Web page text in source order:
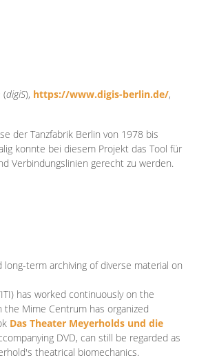
(digiS), https://www.digis-berlin.de/,
der Tanzfabrik Berlin von 1978 bis
konnte bei diesem Projekt das Tool für
Verbindungslinien gerecht zu werden.
term archiving of diverse material on
has worked continuously on the
Mime Centrum has organized
Das Theater Meyerholds und die
DVD, can still be regarded as
theatrical biomechanics.